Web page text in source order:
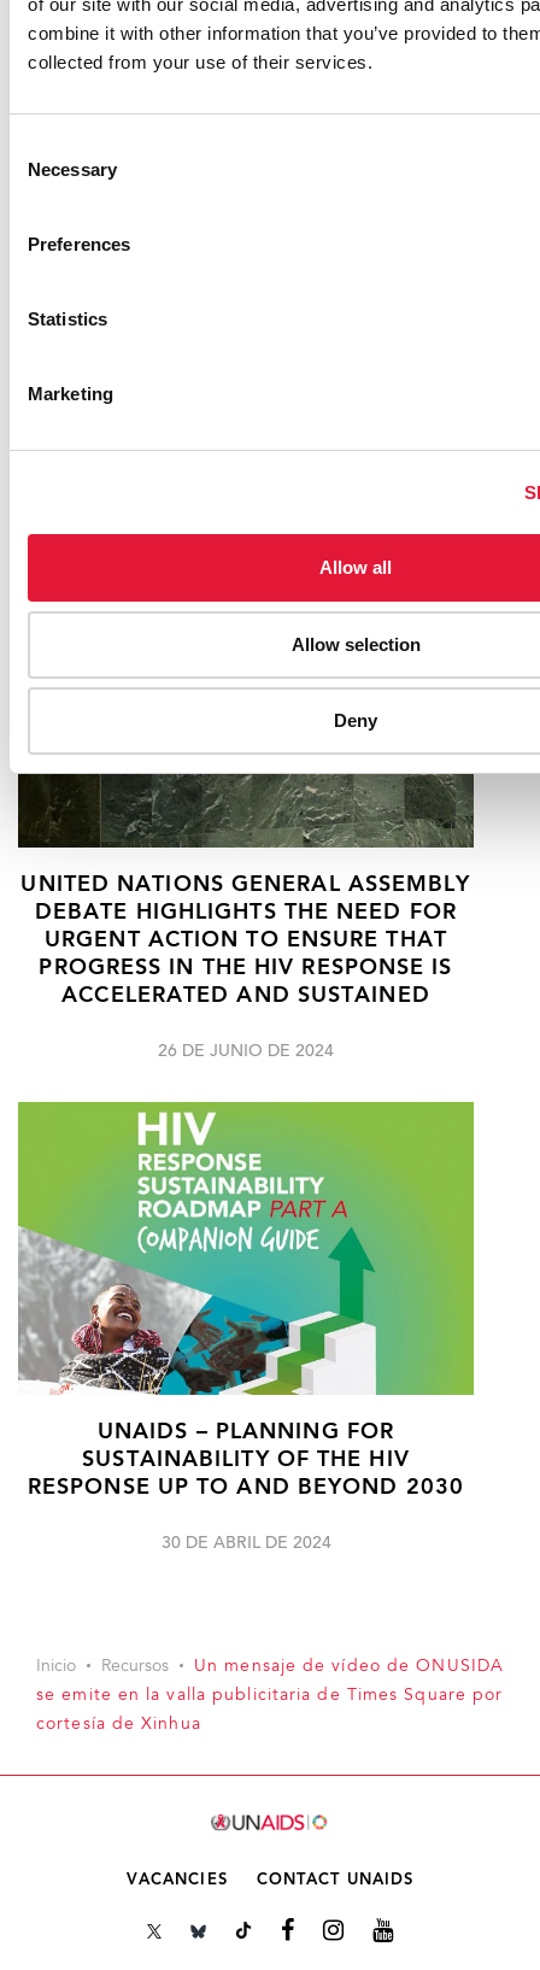
of our site with our social media, advertising and analytics
combine it with other information that you’ve provided to
collected from your use of their services.
Selection
Necessary
Preferences
Statistics
Marketing
Allow all
Allow selection
Deny
RELATED
PERU APPROVES GROUNDBREAKING
FOR MIGRANTS WITH HIV AND TB
UNITED NATIONS GENERAL ASSEMBLY
DEBATE HIGHLIGHTS THE NEED FOR
URGENT ACTION TO ENSURE THAT
PROGRESS IN THE HIV RESPONSE IS
ACCELERATED AND SUSTAINED
26 DE JUNIO DE 2024
UNAIDS – PLANNING FOR
SUSTAINABILITY OF THE HIV
RESPONSE UP TO AND BEYOND 2030
30 DE ABRIL DE 2024
Inicio Recursos
Un mensaje de vídeo de ONUSIDA
se emite en la valla publicitaria de Times Square por
cortesía de Xinhua
VACANCIES CONTACT UNAIDS